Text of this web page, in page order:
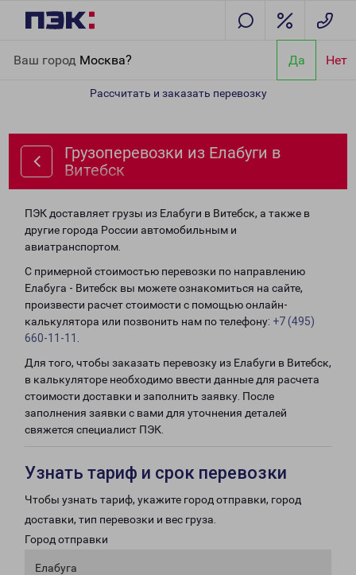
Ваш город Москва? Да Нет
Рассчитать и заказать перевозку
Грузоперевозки из Елабуги в
Витебск
ПЭК доставляет грузы из Елабуги в Витебск, а также в
другие города России автомобильным и
авиатранспортом.
С примерной стоимостью перевозки по направлению
Елабуга - Витебск вы можете ознакомиться на сайте,
произвести расчет стоимости с помощью онлайн-
калькулятора или позвонить нам по телефону: +7 (495)
660-11-11
Для того, чтобы заказать перевозку из Елабуги в Витебск,
в калькуляторе необходимо ввести данные для расчета
стоимости доставки и заполнить заявку. После
заполнения заявки с вами для уточнения деталей
свяжется специалист ПЭК.
Узнать тариф и срок перевозки
Чтобы узнать тариф, укажите город отправки, город
доставки, тип перевозки и вес груза.
Город отправки
Елабуга